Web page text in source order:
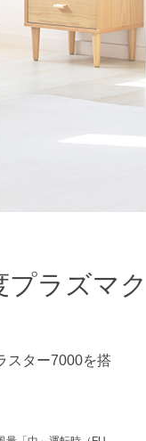
プラズマ
スター7000を搭